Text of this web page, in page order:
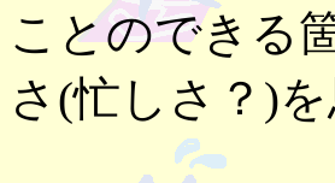
ことのできる
さ(忙しさ？)